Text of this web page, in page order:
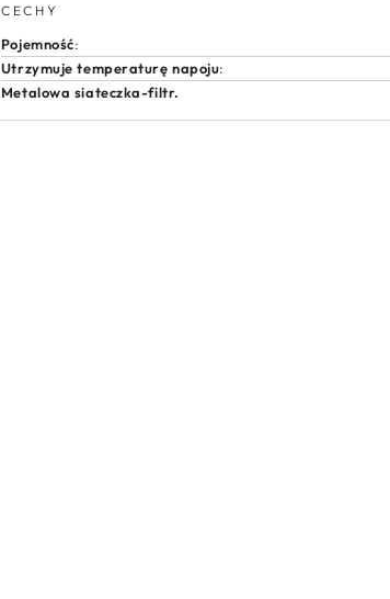
i
kubkiem
Kite
Kite
CECHY
Pojemność:
Utrzymuje temperaturę napoju:
Metalowa siateczka-filtr.